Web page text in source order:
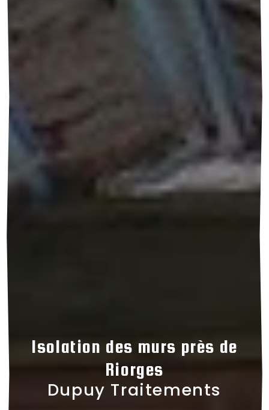
Isolation des murs près de
Riorges
Dupuy Traitements